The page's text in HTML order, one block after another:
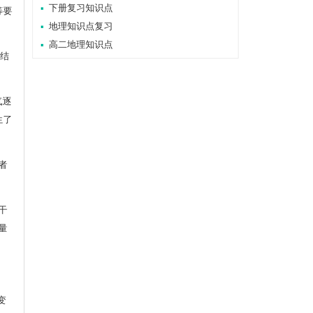
要
逐
了
下册复习知识点
地理知识点复习
高二地理知识点